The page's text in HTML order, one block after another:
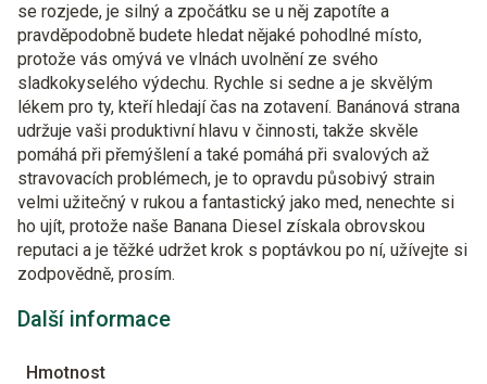
se rozjede, je silný a zpočátku se u něj zapotíte a
pravděpodobně budete hledat nějaké pohodlné místo,
protože vás omývá ve vlnách uvolnění ze svého
sladkokyselého výdechu. Rychle si sedne a je skvělým
lékem pro ty, kteří hledají čas na zotavení. Banánová strana
udržuje vaši produktivní hlavu v činnosti, takže skvěle
pomáhá při přemýšlení a také pomáhá při svalových až
stravovacích problémech, je to opravdu působivý strain
velmi užitečný v rukou a fantastický jako med, nenechte si
ho ujít, protože naše Banana Diesel získala obrovskou
reputaci a je těžké udržet krok s poptávkou po ní, užívejte si
zodpovědně, prosím.
Další informace
Hmotnost